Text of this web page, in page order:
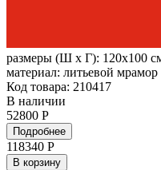
размеры (Ш х Г): 120x100
материал: литьевой мрамор
Код товара: 210417
В наличии
52800 Р
Подробнее
118340 Р
В корзину